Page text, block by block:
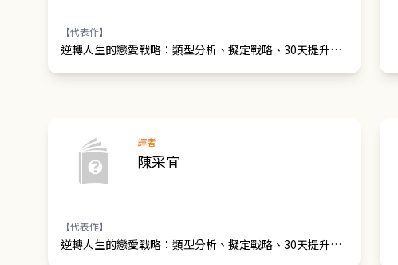
【代表作】
逆轉人生的戀愛戰略：類型分析、擬定戰略、30天提升愛
譯者
陳采宜
【代表作】
逆轉人生的戀愛戰略：類型分析、擬定戰略、30天提升愛